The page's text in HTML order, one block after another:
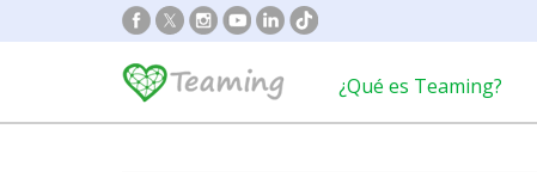
¿Qué es Teaming?